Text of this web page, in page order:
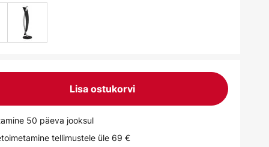
Lisa ostukorvi
50 päeva jooksul
tellimustele üle 69 €